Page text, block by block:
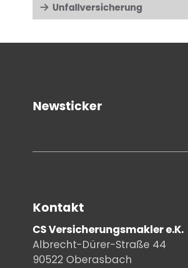
Unfallversicherung
Newsticker
Kontakt
CS Versicherungsmakler e.K.
Albrecht-Dürer-Straße 44
90522 Oberasbach